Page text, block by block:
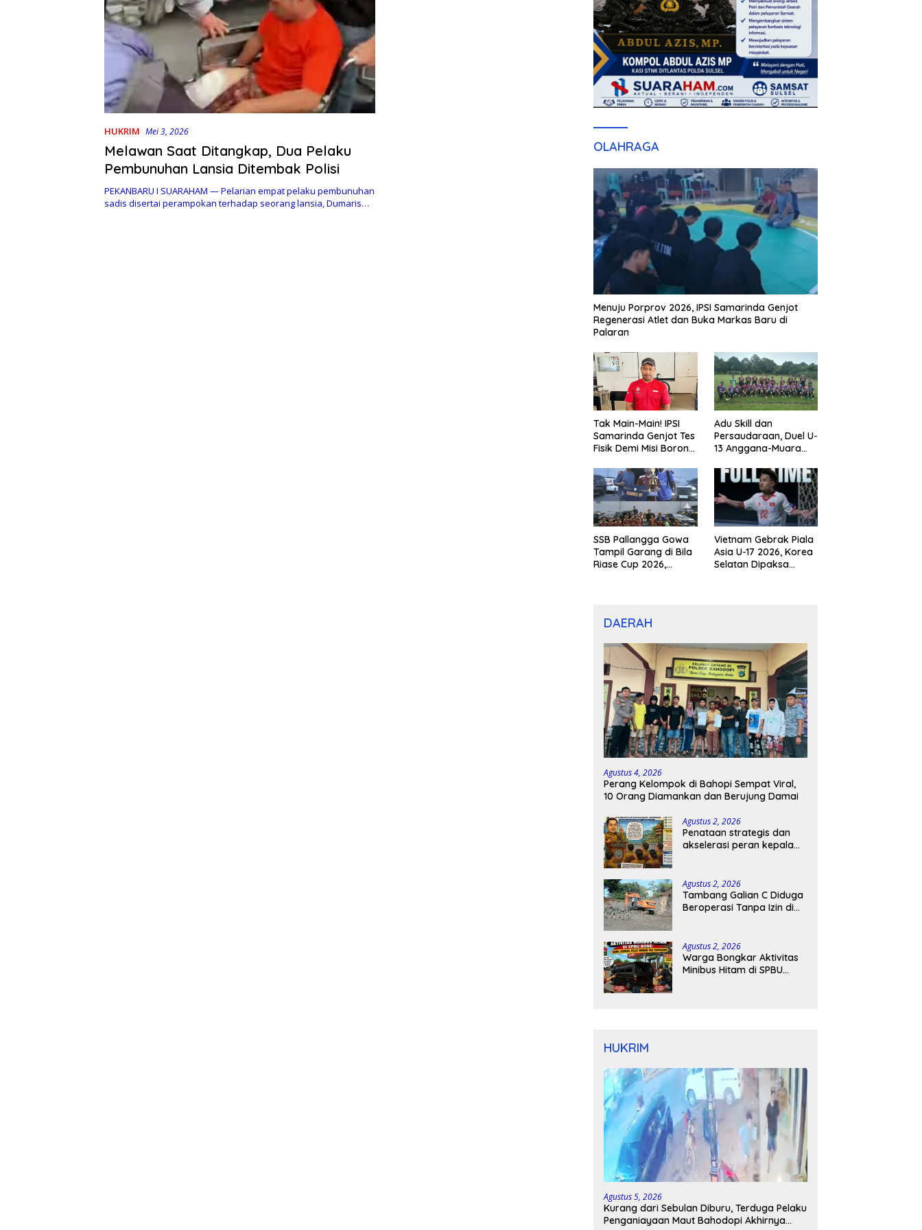
HUKRIM Mei 3, 2026
Melawan Saat Ditangkap, Dua Pelaku
Pembunuhan Lansia Ditembak Polisi
PEKANBARU I SUARAHAM — Pelarian empat pelaku pembunuhan
sadis disertai perampokan terhadap seorang lansia, Dumaris…
OLAHRAGA
Menuju Porprov 2026, IPSI Samarinda Genjot
Regenerasi Atlet dan Buka Markas Baru di
Palaran
Tak Main-Main! IPSI
Samarinda Genjot Tes
Fisik Demi Misi Borong
Kaltim 2026
Adu Skill dan
Persaudaraan, Duel U-
13 Anggana-Muara
Meriah
SSB Pallangga Gowa
Tampil Garang di Bila
Riase Cup 2026,
Vietnam Gebrak Piala
Asia U-17 2026, Korea
Selatan Dipaksa
DAERAH
Agustus 4, 2026
Perang Kelompok di Bahopi Sempat Viral,
10 Orang Diamankan dan Berujung Damai
Agustus 2, 2026
Penataan strategis dan
akselerasi peran kepala
Agustus 2, 2026
Tambang Galian C Diduga
Beroperasi Tanpa Izin di
Tangan
Agustus 2, 2026
Warga Bongkar Aktivitas
Minibus Hitam di SPBU
HUKRIM
Agustus 5, 2026
Kurang dari Sebulan Diburu, Terduga Pelaku
Penganiayaan Maut Bahodopi Akhirnya